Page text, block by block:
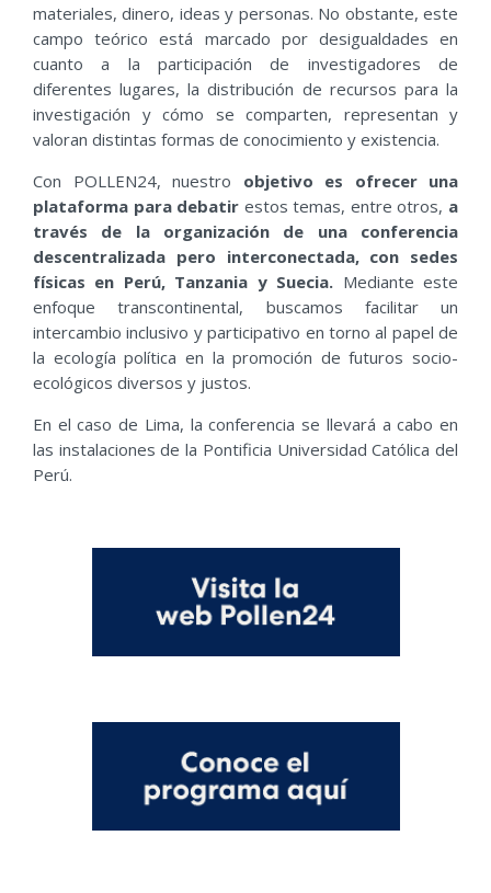
materiales, dinero, ideas y personas. No obstante, este
campo teórico está marcado por desigualdades en
cuanto a la participación de investigadores de
diferentes lugares, la distribución de recursos para la
investigación y cómo se comparten, representan y
valoran distintas formas de conocimiento y existencia.
Con POLLEN24, nuestro objetivo es ofrecer una
plataforma para debatir estos temas, entre otros, a
través de la organización de una conferencia
descentralizada pero interconectada, con sedes
físicas en Perú, Tanzania y Suecia. Mediante este
enfoque transcontinental, buscamos facilitar un
intercambio inclusivo y participativo en torno al papel de
la ecología política en la promoción de futuros socio-
ecológicos diversos y justos.
En el caso de Lima, la conferencia se llevará a cabo en
las instalaciones de la Pontificia Universidad Católica del
Perú.